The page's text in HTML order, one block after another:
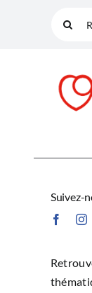
Suivez-